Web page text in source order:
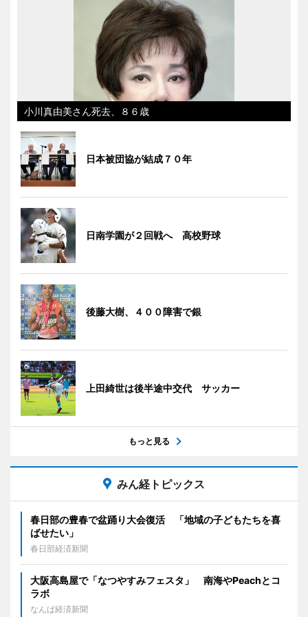
小川真由美さん死去、８６歳
日本被団協が結成７０年
日南学園が２回戦へ 高校野球
後藤大樹、４００障害で銀
上田綺世は後半途中交代 サッカー
もっと見る
みん経トピックス
春日部の豊春で盆踊り大会復活 「地域の子どもたちを喜
ばせたい」
春日部経済新聞
大阪高島屋で「なつやすみフェスタ」 南海やPeachとコ
ラボ
なんば経済新聞